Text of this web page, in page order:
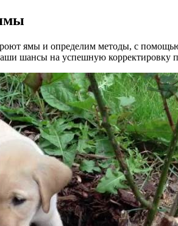
ямы и определим методы, с
шансы на успешную корректировку